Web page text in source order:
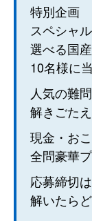
特別企画
スペシャ
選べる国
10名様に
人気の難
解きごた
現金・お
全問豪華
応募締切
解いたら